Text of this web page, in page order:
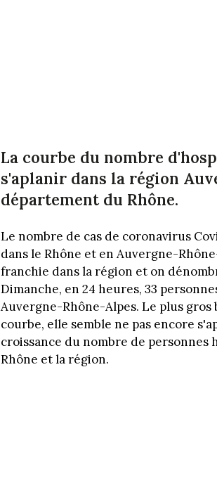
La courbe du nombre
s'aplanir dans la région
département du Rhône.
Le nombre de cas de coronavirus
dans le Rhône et en Auvergne-
franchie dans la région et on
Dimanche, en 24 heures, 33
Auvergne-Rhône-Alpes. Le plus
courbe, elle semble ne pas encore
croissance du nombre de personnes
Rhône et la région.